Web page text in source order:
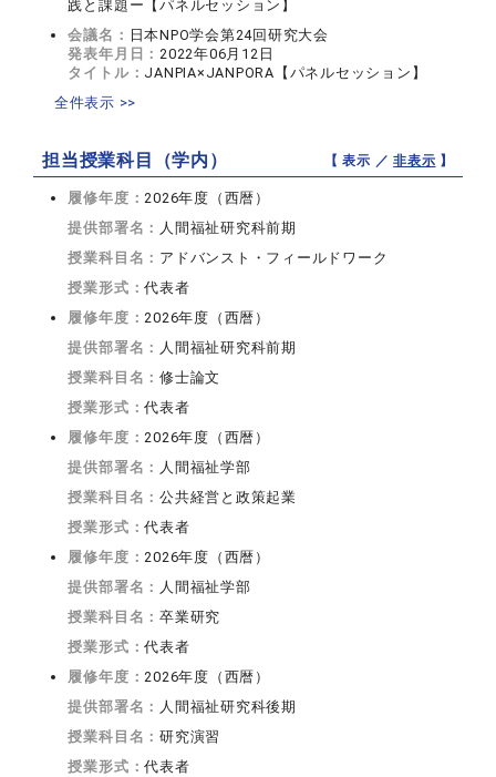
践と課題ー【パネルセッション】
会議名： 日本NPO学会第24回研究大会
発表年月日：2022年06月12日
タイトル： JANPIA×JANPORA【パネルセッション】
全件表示 >>
担当授業科目（学内） 【 表示 ／非表示 】
履修年度：2026年度（西暦）
提供部署名： 人間福祉研究科前期
授業科目名： アドバンスト・フィールドワーク
授業形式：代表者
履修年度：2026年度（西暦）
提供部署名： 人間福祉研究科前期
授業科目名：修士論文
授業形式：代表者
履修年度：2026年度（西暦）
提供部署名： 人間福祉学部
授業科目名：公共経営と政策起業
授業形式：代表者
履修年度：2026年度（西暦）
提供部署名： 人間福祉学部
授業科目名：卒業研究
授業形式：代表者
履修年度：2026年度（西暦）
提供部署名： 人間福祉研究科後期
授業科目名：研究演習
授業形式：代表者